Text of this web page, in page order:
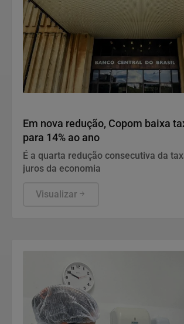
Em nova redução, Copom baixa
para 14% ao ano
É a quarta redução consecutiva da
juros da economia
Visualizar